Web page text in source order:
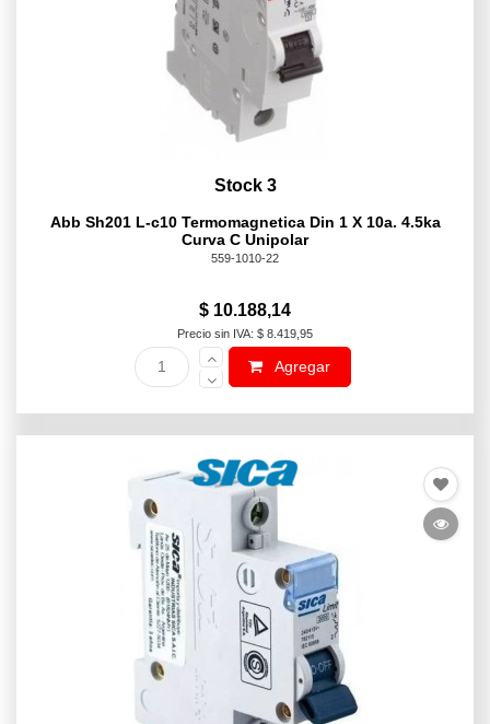
Stock 3
Abb Sh201 L-c10 Termomagnetica Din 1 X 10a. 4.5ka
Curva C Unipolar
559-1010-22
$ 10.188,14
Precio sin IVA: $ 8.419,95
Agregar